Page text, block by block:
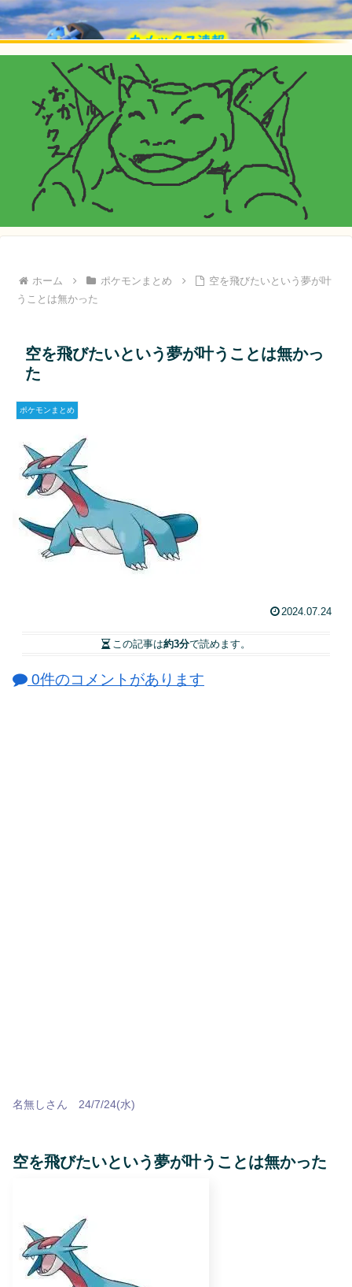
ホーム ポケモンまとめ
空を飛びたいという夢が叶
うことは無かった
空を飛びたいという夢が叶うことは無かっ
た
ポケモンまとめ
2024.07.24
この記事は約3分で読めます。
0件のコメントがあります
名無しさん 24/7/24(水)
空を飛びたいという夢が叶うことは無かった